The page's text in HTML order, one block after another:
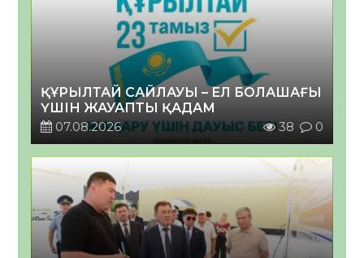
ҚҰРЫЛТАЙ САЙЛАУЫ – ЕЛ БОЛАШАҒЫ
ҮШІН ЖАУАПТЫ ҚАДАМ
07.08.2026
38 0